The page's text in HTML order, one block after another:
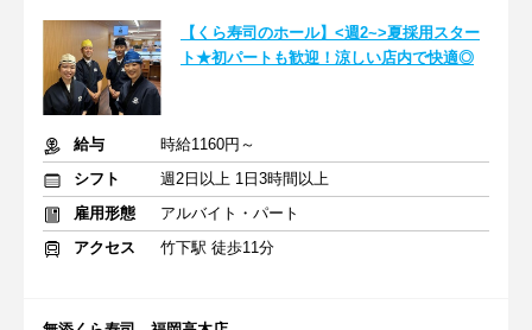
【くら寿司のホール】<週2~>夏採用スター
ト★初パートも歓迎！涼しい店内で快適◎
給与
時給1160円～
シフト
週2日以上 1日3時間以上
雇用形態
アルバイト・パート
アクセス
竹下駅 徒歩11分